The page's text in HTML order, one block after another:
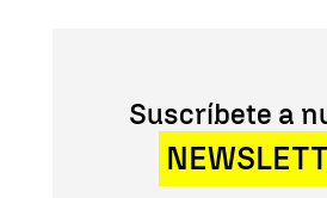
Suscríbete a